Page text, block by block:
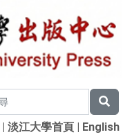
| 淡江大學首頁 | English